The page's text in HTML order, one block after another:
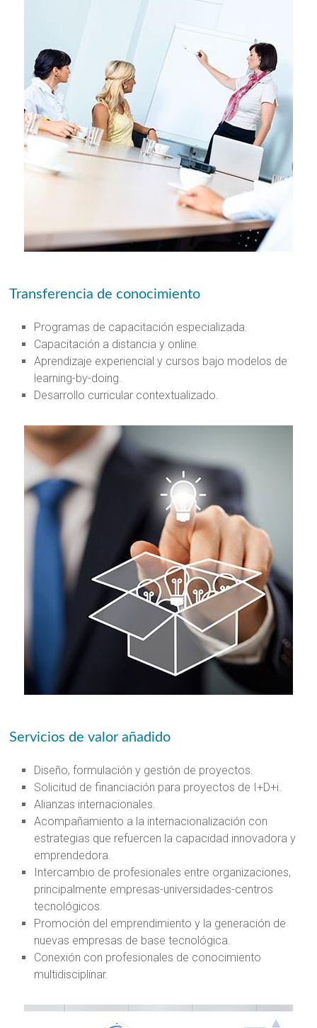
Transferencia de conocimiento
Programas de capacitación especializada.
Capacitación a distancia y online.
Aprendizaje experiencial y cursos bajo modelos de
learning-by-doing.
Desarrollo curricular contextualizado.
Servicios de valor añadido
Diseño, formulación y gestión de proyectos.
Solicitud de financiación para proyectos de I+D+i.
Alianzas internacionales.
Acompañamiento a la internacionalización con
estrategias que refuercen la capacidad innovadora y
emprendedora.
Intercambio de profesionales entre organizaciones,
principalmente empresas-universidades-centros
tecnológicos.
Promoción del emprendimiento y la generación de
nuevas empresas de base tecnológica.
Conexión con profesionales de conocimiento
multidisciplinar.